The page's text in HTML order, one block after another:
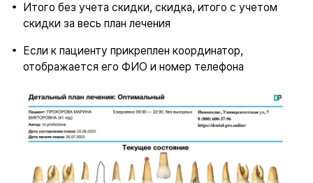
Итого без учета скидки, скидка, итого с учетом
скидки за весь план лечения
Если к пациенту прикреплен координатор,
отображается его ФИО и номер телефона